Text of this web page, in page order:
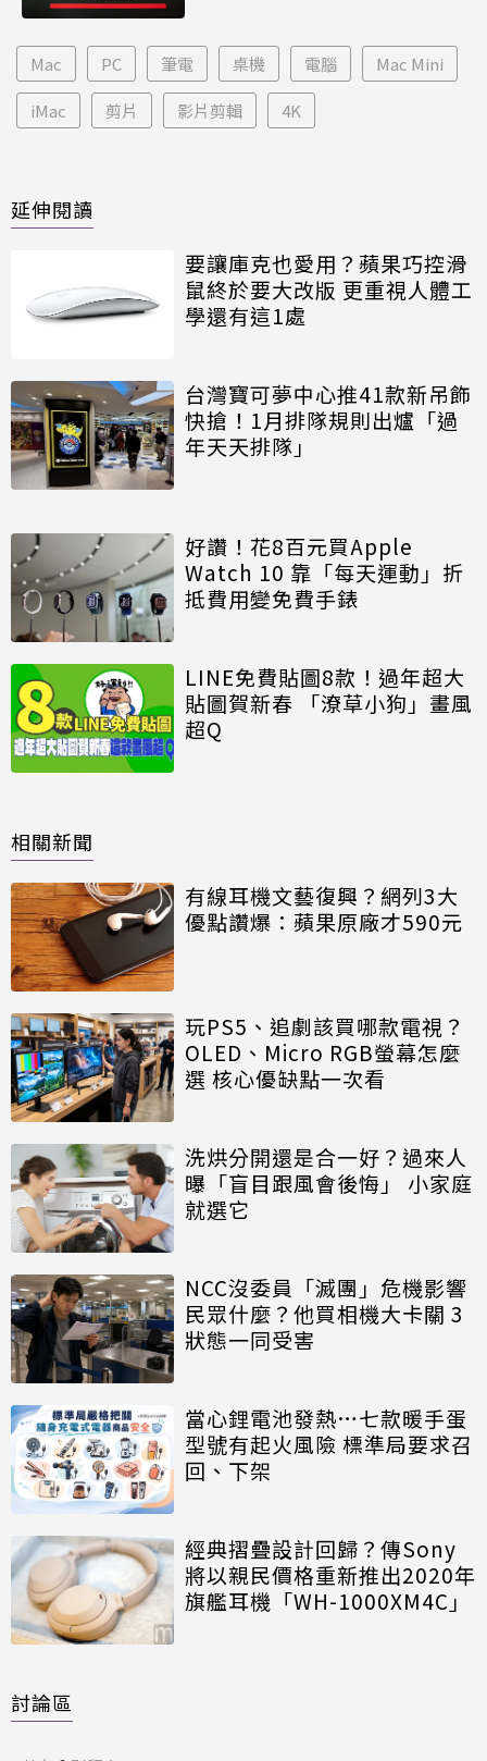
Mac PC 筆電 桌機 電腦 Mac Mini
iMac 剪片 影片剪輯 4K
延伸閱讀
要讓庫克也愛用？蘋果巧控滑
鼠終於要大改版 更重視人體工
學還有這1處
台灣寶可夢中心推41款新吊飾
快搶！1月排隊規則出爐「過
年天天排隊」
好讚！花8百元買Apple
Watch 10 靠「每天運動」折
抵費用變免費手錶
LINE免費貼圖8款！過年超大
貼圖賀新春 「潦草小狗」畫風
超Q
相關新聞
有線耳機文藝復興？網列3大
優點讚爆：蘋果原廠才590元
玩PS5、追劇該買哪款電視？
OLED、Micro RGB螢幕怎麼
選 核心優缺點一次看
洗烘分開還是合一好？過來人
曝「盲目跟風會後悔」 小家庭
就選它
NCC沒委員「滅團」危機影響
民眾什麼？他買相機大卡關 3
狀態一同受害
當心鋰電池發熱…七款暖手蛋
型號有起火風險 標準局要求召
回、下架
經典摺疊設計回歸？傳Sony
將以親民價格重新推出2020年
旗艦耳機「WH-1000XM4C」
討論區